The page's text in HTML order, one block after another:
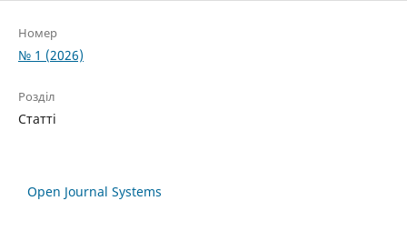
Номер
№ 1 (2026)
Розділ
Статті
Open Journal Systems